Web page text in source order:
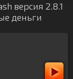
версия 2.8.1
деньги